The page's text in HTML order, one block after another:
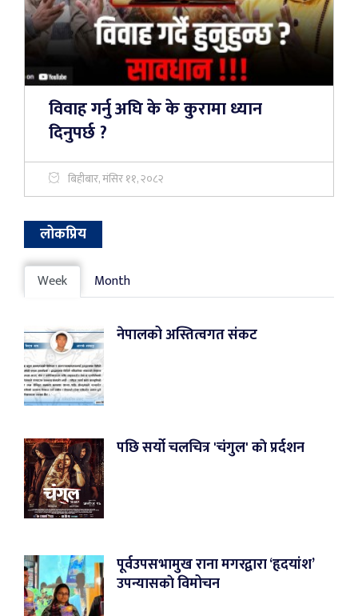
विवाह गर्नु अघि के के कुरामा ध्यान
दिनुपर्छ ?
बिहीबार, मंसिर ११, २०८२
लोकप्रिय
Week Month
नेपालको अस्तित्वगत संकट
पछि सर्यो चलचित्र 'चंगुल' काे प्रर्दशन
पूर्वउपसभामुख राना मगरद्वारा ‘हृदयांश’
उपन्यासकाे विमोचन